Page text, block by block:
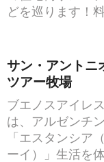
どを巡ります！
サン・アントニ
ツアー牧場
ブエノスアイレ
は、アルゼンチ
「エスタンシア
ーイ）」生活を